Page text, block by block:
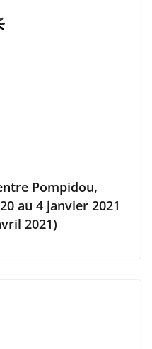
Pompidou,
au 4 janvier 2021
2021)